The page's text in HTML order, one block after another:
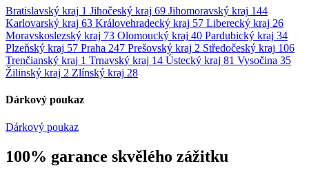
Bratislavský kraj 1 Jihočeský kraj 69 Jihomoravský kraj 144
Karlovarský kraj 63 Královehradecký kraj 57 Liberecký kraj 26
Moravskoslezský kraj 73 Olomoucký kraj 40 Pardubický kraj 34
Plzeňský kraj 57 Praha 247 Prešovský kraj 2 Středočeský kraj 106
Trenčianský kraj 1 Trnavský kraj 14 Ústecký kraj 81 Vysočina 35
Žilinský kraj 2 Zlínský kraj 28
Dárkový poukaz
Dárkový poukaz
100% garance skvělého zážitku